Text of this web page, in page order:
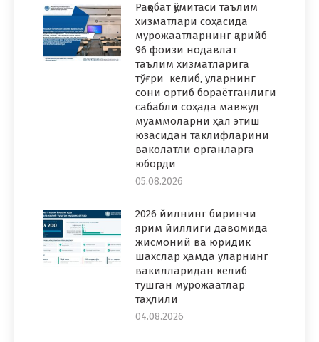
Рақобат қўмитаси таълим
хизматлари соҳасида
мурожаатларнинг қарийб
96 фоизи нодавлат
таълим хизматларига
тўғри келиб, уларнинг
сони ортиб бораётганлиги
сабабли соҳада мавжуд
муаммоларни ҳал этиш
юзасидан таклифларини
ваколатли органларга
юборди
05.08.2026
2026 йилнинг биринчи
ярим йиллиги давомида
жисмоний ва юридик
шахслар ҳамда уларнинг
вакилларидан келиб
тушган мурожаатлар
таҳлили
04.08.2026